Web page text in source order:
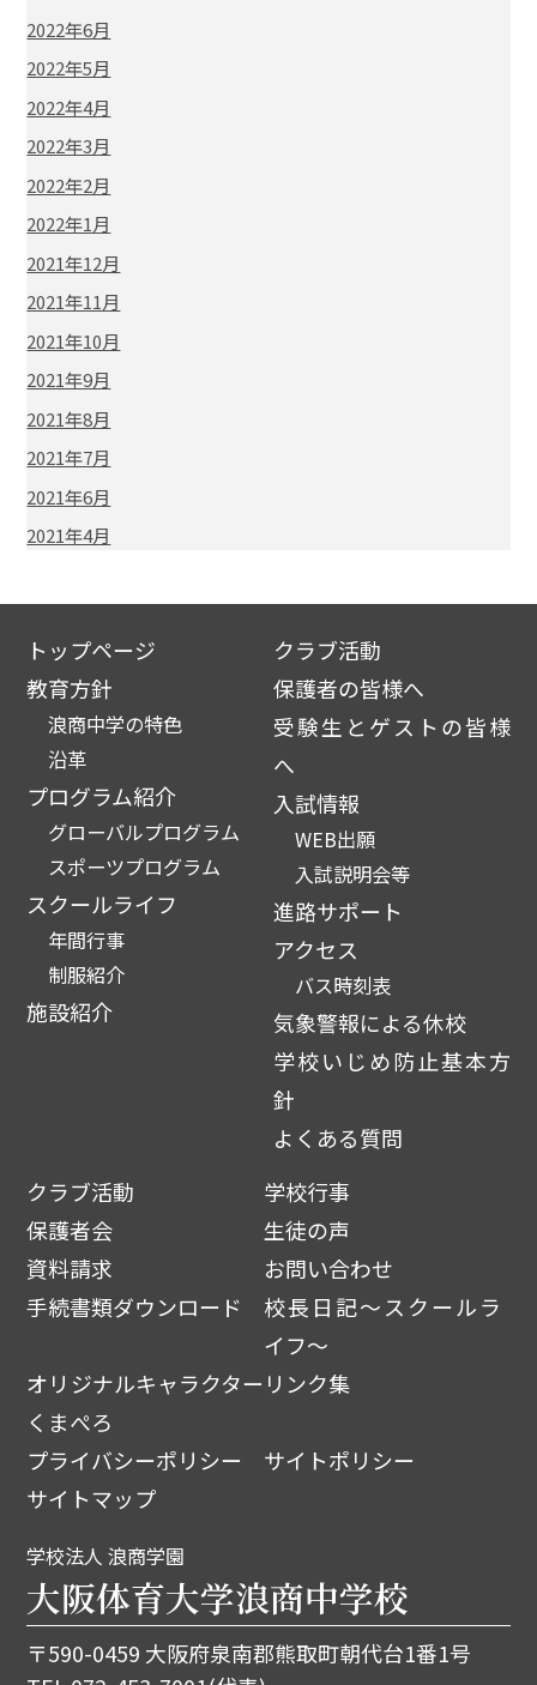
2022年6月
2022年5月
2022年4月
2022年3月
2022年2月
2022年1月
2021年12月
2021年11月
2021年10月
2021年9月
2021年8月
2021年7月
2021年6月
2021年4月
トップページ
教育方針
浪商中学の特色
沿革
プログラム紹介
グローバルプログラム
スポーツプログラム
スクールライフ
年間行事
制服紹介
施設紹介
クラブ活動
保護者の皆様へ
受験生とゲストの皆様
へ
入試情報
WEB出願
入試説明会等
進路サポート
アクセス
バス時刻表
気象警報による休校
学校いじめ防止基本方
針
よくある質問
クラブ活動
学校行事
保護者会
生徒の声
資料請求
お問い合わせ
手続書類ダウンロード
校長日記～スクールラ
イフ～
オリジナルキャラクター
くまぺろ
リンク集
プライバシーポリシー
サイトポリシー
サイトマップ
学校法人 浪商学園
大阪体育大学浪商中学校
〒590-0459 大阪府泉南郡熊取町朝代台1番1号